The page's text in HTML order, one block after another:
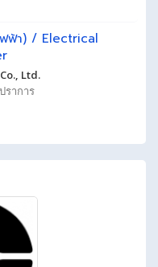
ฟ้า) / Electrical
Ltd.
ราการ